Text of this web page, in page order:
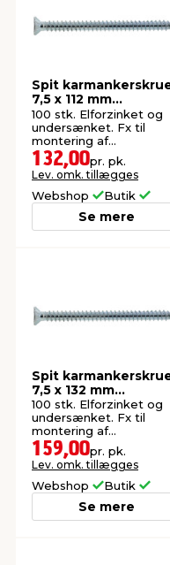
Spit
7,5 x 112 mm
undersænket
100 stk. Elforzinket og
undersænket. Fx til
montering af
vinduesrammer.
132,00pr. pk.
Lev. omk. tillægges
Webshop Butik
Se mere
Spit
7,5 x 132 mm
undersænket
100 stk. Elforzinket og
undersænket. Fx til
montering af
vinduesrammer.
159,00pr. pk.
Lev. omk. tillægges
Webshop Butik
Se mere